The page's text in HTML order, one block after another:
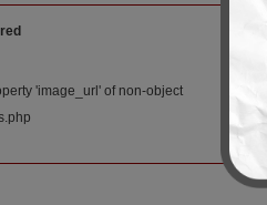
'image_url' of non-object